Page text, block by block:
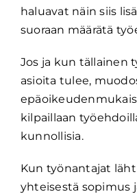
haluavat näin siis
suoraan määrätä
Jos ja kun tällainen
asioita tulee,
kilpaillaan
kunnollisia.
Kun työnantajat
yhteisestä sopimus